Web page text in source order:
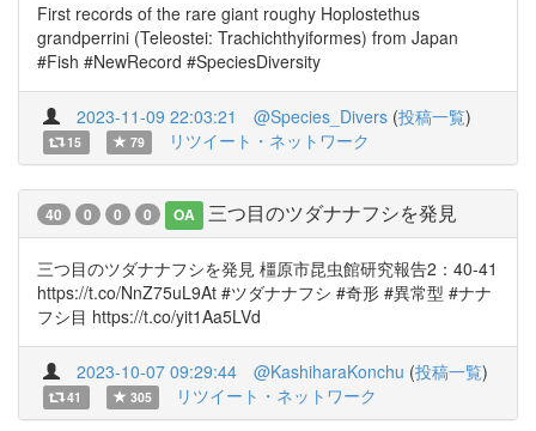
First records of the rare giant roughy Hoplostethus
grandperrini (Teleostei: Trachichthyiformes) from Japan
#Fish #NewRecord #SpeciesDiversity
2023-11-09 22:03:21 @Species_Divers (投稿一覧)
15 79 リツイート・ネットワーク
40 0 0 0 OA 三つ目のツダナナフシを発見
三つ目のツダナナフシを発見 橿原市昆虫館研究報告2：40-41
https://t.co/NnZ75uL9At #ツダナナフシ #奇形 #異常型 #ナナ
フシ目 https://t.co/yit1Aa5LVd
2023-10-07 09:29:44 @KashiharaKonchu (投稿一覧)
41 305 リツイート・ネットワーク